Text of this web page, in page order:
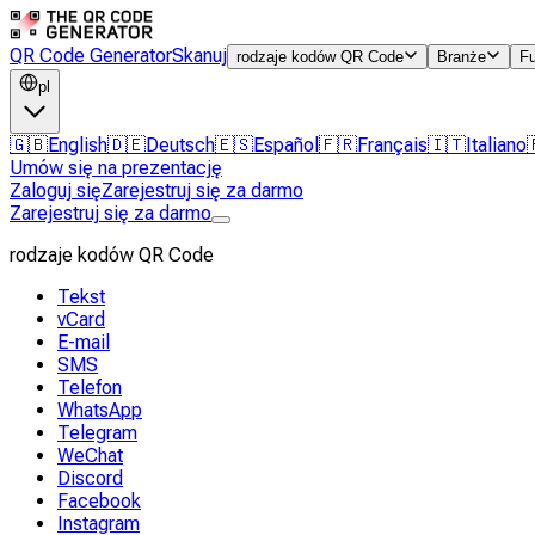
QR Code GeneratorSkanuj rodzaje kodów QR Code Branże
pl
🇬🇧English🇩🇪Deutsch🇪🇸Español 🇫🇷Français🇮🇹Italiano
Umów się na prezentację
Zaloguj sięZarejestruj się za darmo
Zarejestruj się za darmo
rodzaje kodów QR Code
Tekst
vCard
E-mail
SMS
Telefon
WhatsApp
Telegram
WeChat
Discord
Facebook
Instagram